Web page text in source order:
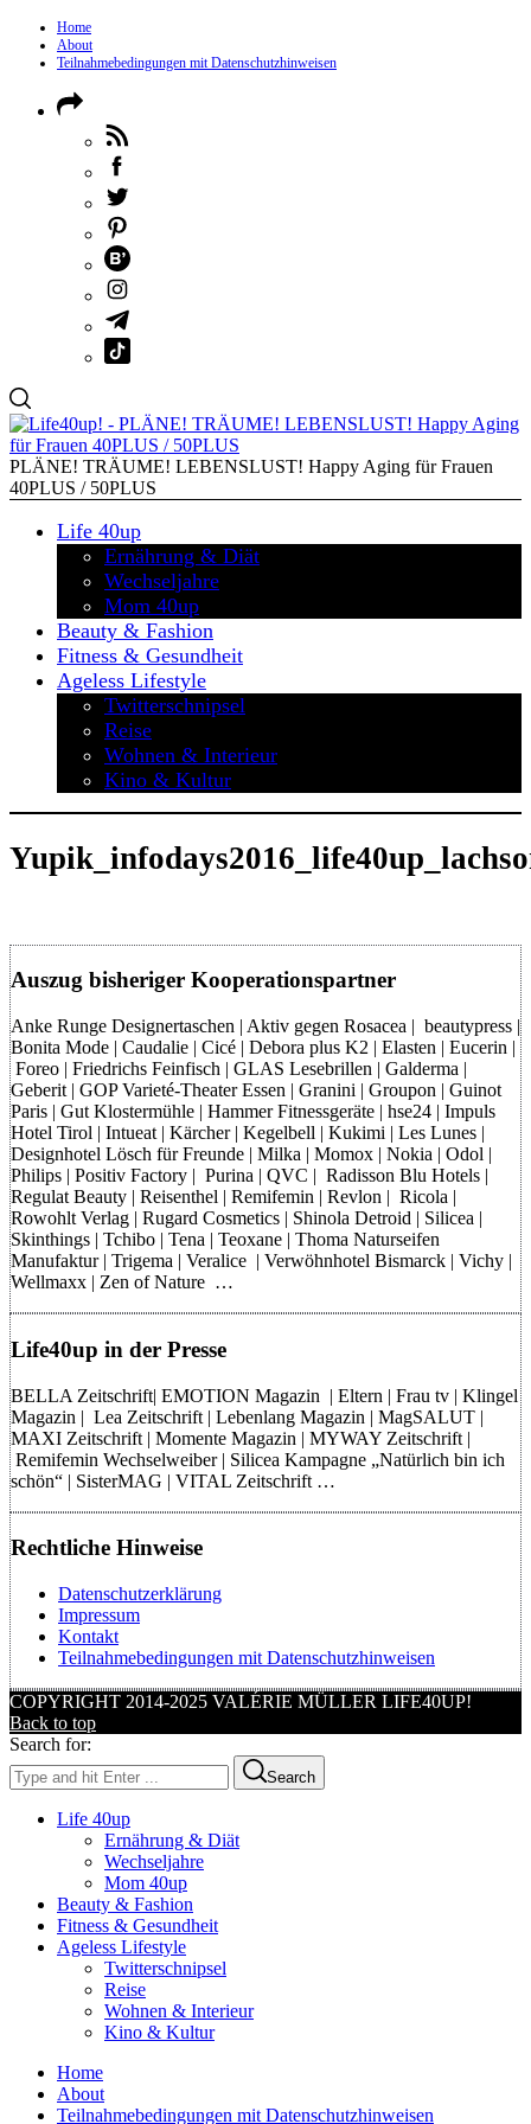
Home
About
Teilnahmebedingungen mit Datenschutzhinweisen
PLÄNE! TRÄUME! LEBENSLUST! Happy Aging für Frauen
40PLUS / 50PLUS
Life 40up
Ernährung & Diät
Wechseljahre
Mom 40up
Beauty & Fashion
Fitness & Gesundheit
Ageless Lifestyle
Twitterschnipsel
Reise
Wohnen & Interieur
Kino & Kultur
Auszug bisheriger Kooperationspartner
Anke Runge Designertaschen | Aktiv gegen Rosacea | beautypress |
Bonita Mode | Caudalie | Cicé | Debora plus K2 | Elasten | Eucerin |
Foreo | Friedrichs Feinfisch | GLAS Lesebrillen | Galderma |
Geberit | GOP Varieté-Theater Essen | Granini | Groupon | Guinot
Paris | Gut Klostermühle | Hammer Fitnessgeräte | hse24 | Impuls
Hotel Tirol | Intueat | Kärcher | Kegelbell | Kukimi | Les Lunes |
Designhotel Lösch für Freunde | Milka | Momox | Nokia | Odol |
Philips | Positiv Factory | Purina | QVC | Radisson Blu Hotels |
Regulat Beauty | Reisenthel | Remifemin | Revlon | Ricola |
Rowohlt Verlag | Rugard Cosmetics | Shinola Detroid | Silicea |
Skinthings | Tchibo | Tena | Teoxane | Thoma Naturseifen
Manufaktur | Trigema | Veralice | Verwöhnhotel Bismarck | Vichy |
Wellmaxx | Zen of Nature …
Life40up in der Presse
BELLA Zeitschrift| EMOTION Magazin | Eltern | Frau tv | Klingel
Magazin | Lea Zeitschrift | Lebenlang Magazin | MagSALUT |
MAXI Zeitschrift | Momente Magazin | MYWAY Zeitschrift |
Remifemin Wechselweiber | Silicea Kampagne „Natürlich bin ich
schön“ | SisterMAG | VITAL Zeitschrift …
Rechtliche Hinweise
Datenschutzerklärung
Impressum
Kontakt
Teilnahmebedingungen mit Datenschutzhinweisen
COPYRIGHT 2014-2025 VALÉRIE MÜLLER LIFE40UP!
Back to top
Search for:
Search
Life 40up
Ernährung & Diät
Wechseljahre
Mom 40up
Beauty & Fashion
Fitness & Gesundheit
Ageless Lifestyle
Twitterschnipsel
Reise
Wohnen & Interieur
Kino & Kultur
Home
About
Teilnahmebedingungen mit Datenschutzhinweisen